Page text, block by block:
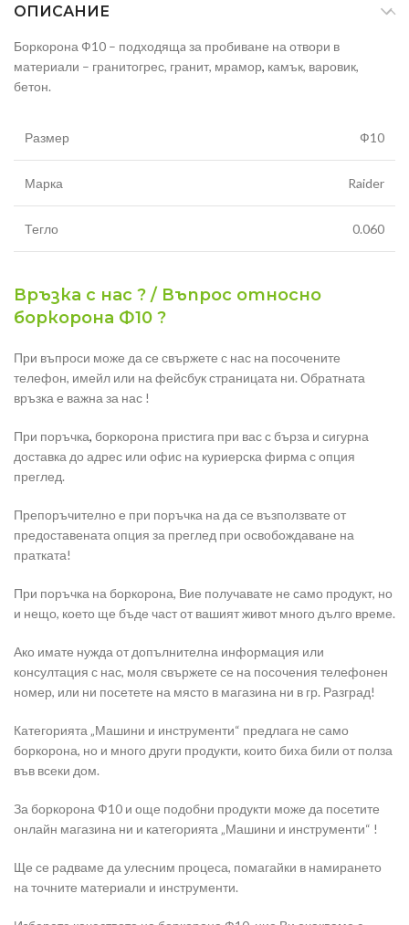
ОПИСАНИЕ
Боркорона Ф10 – подходящa за пробиване на отвори в
материали – гранитогрес, гранит, мрамор, камък, варовик,
бетон.
Размер Ф10
Марка Raider
Тегло 0.060
Връзка с нас ? / Въпрос относно
боркорона Ф10 ?
При въпроси може да се свържете с нас на посочените
телефон, имейл или на фейсбук страницата ни. Обратната
връзка е важна за нас !
При поръчка, боркорона пристига при вас с бърза и сигурна
доставка до адрес или офис на куриерска фирма с опция
преглед.
Препоръчително е при поръчка на да се възползвате от
предоставената опция за преглед при освобождаване на
пратката!
При поръчка на боркорона, Вие получавате не само продукт, но
и нещо, което ще бъде част от вашият живот много дълго време.
Ако имате нужда от допълнителна информация или
консултация с нас, моля свържете се на посочения телефонен
номер, или ни посетете на място в магазина ни в гр. Разград!
Категорията „Машини и инструменти“ предлага не само
боркорона, но и много други продукти, които биха били от полза
във всеки дом.
За боркорона Ф10 и още подобни продукти може да посетите
онлайн магазина ни и категорията „Машини и инструменти“ !
Ще се радваме да улесним процеса, помагайки в намирането
на точните материали и инструменти.